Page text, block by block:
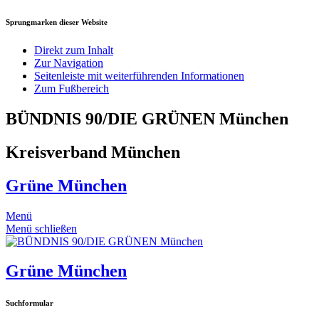
Sprungmarken dieser Website
Direkt zum Inhalt
Zur Navigation
Seitenleiste mit weiterführenden Informationen
Zum Fußbereich
BÜNDNIS 90/DIE GRÜNEN München
Kreisverband München
Grüne München
Menü
Menü schließen
Grüne München
Suchformular